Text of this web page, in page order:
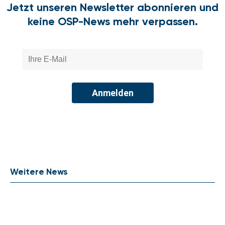
Jetzt unseren Newsletter abonnieren und
keine OSP-News mehr verpassen.
Anmelden
Weitere News